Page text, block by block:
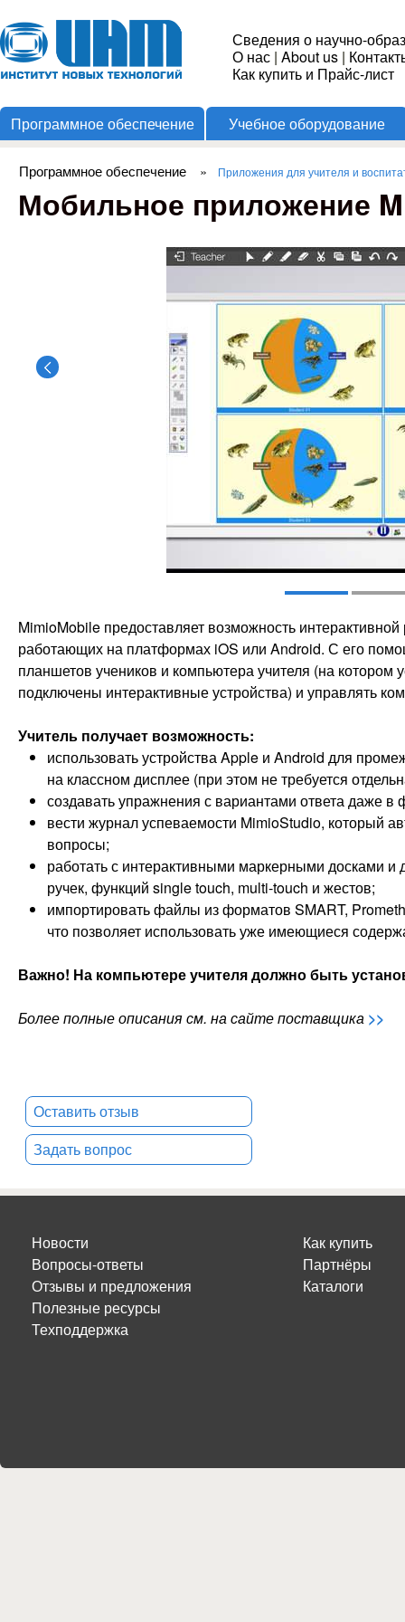
Институт
Новых
Технологий
Сведения о научно-
О нас | About us |
Как купить и Прайс-лист
Программное обеспечение Учебное оборудование
Вы здесь
Программное обеспечение » Приложения для учителя и
Мобильное приложение
MimioMobile предоставляет возможность
работающих на платформах iOS или Android. С его
планшетов учеников и компьютера учителя (на
подключены интерактивные устройства) и управлять
Учитель получает возможность:
использовать устройства Apple и Android для
на классном дисплее (при этом не требуется
создавать упражнения с вариантами ответа даже в
вести журнал успеваемости MimioStudio, который
вопросы;
работать с интерактивными маркерными досками
ручек, функций single touch, multi-touch и жестов;
импортировать файлы из форматов SMART,
что позволяет использовать уже имеющиеся
Важно! На компьютере учителя должно быть
Более полные описания см. на сайте поставщика >>
Оставить отзыв
Задать вопрос
Новости
Вопросы-ответы
Отзывы и предложения
Полезные ресурсы
Техподдержка
Как купить
Партнёры
Каталоги